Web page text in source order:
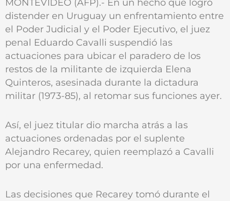
MONTEVIDEO (AFP).- En un hecho que logró
distender en Uruguay un enfrentamiento entre
el Poder Judicial y el Poder Ejecutivo, el juez
penal Eduardo Cavalli suspendió las
actuaciones para ubicar el paradero de los
restos de la militante de izquierda Elena
Quinteros, asesinada durante la dictadura
militar (1973-85), al retomar sus funciones ayer.
Así, el juez titular dio marcha atrás a las
actuaciones ordenadas por el suplente
Alejandro Recarey, quien reemplazó a Cavalli
por una enfermedad.
Las decisiones que Recarey tomó durante el